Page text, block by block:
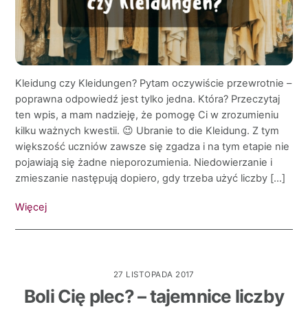
Kleidung czy Kleidungen? Pytam oczywiście przewrotnie –
poprawna odpowiedź jest tylko jedna. Która? Przeczytaj
ten wpis, a mam nadzieję, że pomogę Ci w zrozumieniu
kilku ważnych kwestii. 😉 Ubranie to die Kleidung. Z tym
większość uczniów zawsze się zgadza i na tym etapie nie
pojawiają się żadne nieporozumienia. Niedowierzanie i
zmieszanie następują dopiero, gdy trzeba użyć liczby […]
Więcej
27 LISTOPADA 2017
Boli Cię plec? – tajemnice liczby